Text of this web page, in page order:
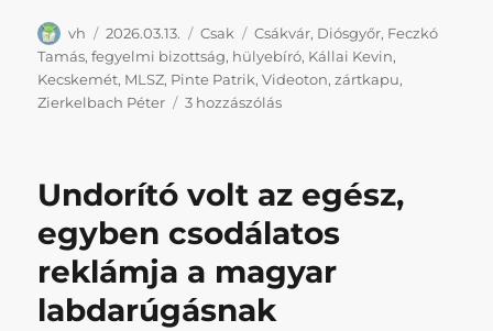
Szerző
vh Közzétéve
2026.03.13. Kategória
Csak Címke
Csákvár, Diósgyőr, Feczkó
Tamás,fegyelmi bizottság, hülyebíró, Kállai Kevin,
Kecskemét, MLSZ, Pinte Patrik,Videoton,zártkapu,
Zierkelbach Péter
3 hozzászólásKeményen
fegyelmi
bizottság
című
bejegyzéshez
Undorító volt az egész,
egyben csodálatos
reklámja a magyar
labdarúgásnak